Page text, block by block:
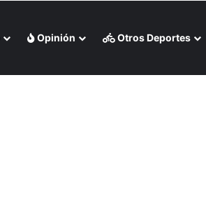
Opinión Otros Deportes